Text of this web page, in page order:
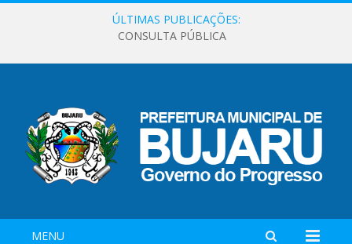
ÚLTIMAS PUBLICAÇÕES:
CONSULTA PÚBLICA
MENU